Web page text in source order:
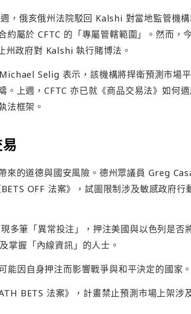
，俄亥俄州法院駁回 Kalshi 對當地監管機
屬於 CFTC 的「專屬管轄範圍」。然而，
州政府對 Kalshi 執行賭博法。
Selig 表示，該機構將捍衛預測市場
。上週，CFTC 亦已就《商品交易法》如何
法框架。
來的道德與國安風險。德州眾議員 Greg
OFF 法案》，試圖限制涉及敏感政府行
筆「異常投注」，押注美國與以色列是否
掌握「內線資訊」的人士。
因自身押注而影響戰爭與和平決定的國家。
BETS 法案》，計畫禁止預測市場上架涉